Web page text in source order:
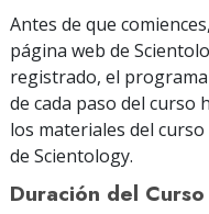
Antes de que
página web de
registrado, el
de cada paso del curso
los materiales del
de Scientology.
Duración del Curso